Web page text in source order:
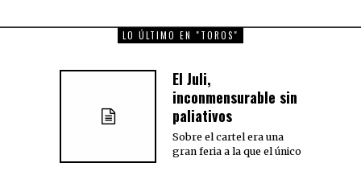
LO ÚLTIMO EN "TOROS"
El Juli,
inconmensurable sin
paliativos
Sobre el cartel era una
gran feria a la que el único